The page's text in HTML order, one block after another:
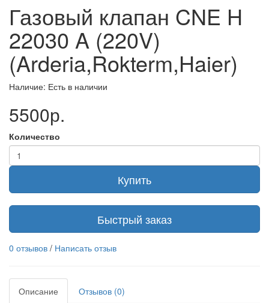
Газовый клапан CNE H
22030 A (220V)
(Arderia,Rokterm,Haier)
Наличие: Есть в наличии
5500р.
Количество
Купить
Быстрый заказ
0 отзывов / Написать отзыв
Описание
Отзывов (0)